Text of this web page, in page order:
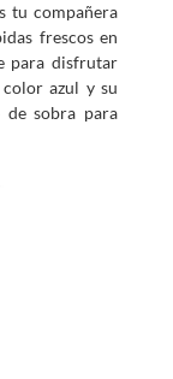
tu compañera
frescos en
para disfrutar
azul y su
de sobra para